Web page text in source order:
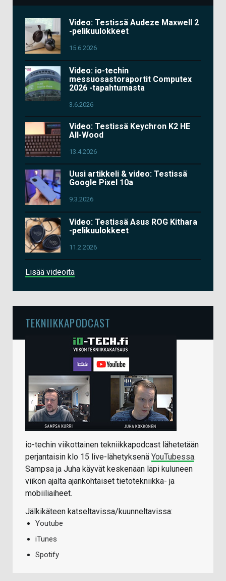
Video: Testissä Audeze Maxwell 2
-pelikuulokkeet
15.6.2026
Video: io-techin
messuosastoraportit Computex
2026 -tapahtumasta
3.6.2026
Video: Testissä Keychron K2 HE
All-Wood
13.4.2026
Uusi artikkeli & video: Testissä
Google Pixel 10a
9.3.2026
Video: Testissä Asus ROG Kithara
-pelikuulokkeet
11.2.2026
Lisää videoita
TEKNIIKKAPODCAST
io-techin viikottainen tekniikkapodcast lähetetään
perjantaisin klo 15 live-lähetyksenä YouTubessa.
Sampsa ja Juha käyvät keskenään läpi kuluneen
viikon ajalta ajankohtaiset tietotekniikka- ja
mobiiliaiheet.
Jälkikäteen katseltavissa/kuunneltavissa:
Youtube
iTunes
Spotify